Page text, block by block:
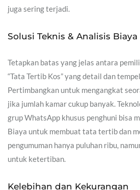
juga sering terjadi.
Solusi Teknis & Analisis Biaya
Tetapkan batas yang jelas antara
“Tata Tertib Kos” yang detail dan
Pertimbangkan untuk mengangkat
jika jumlah kamar cukup banyak.
grup WhatsApp khusus penghuni bisa
Biaya untuk membuat tata tertib dan
pengumuman hanya puluhan ribu,
untuk ketertiban.
Kelebihan dan Kekurangan